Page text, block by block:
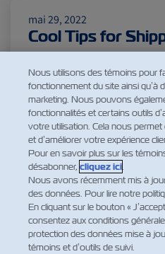
mai 29, 2022
Cool Tips for
furniture but
products is a whole
fruits to fish and meat,
some of the most widely
across the world, and
handle. The process of
En savoir plus
Nous utilisons des témoins pour
fonctionnement du site ainsi qu’à
marketing. Nous pouvons
fonctionnalités et certains outils
votre utilisation. Cela nous
et d’améliorer votre expérience
Pour en savoir plus sur les
désabonner, cliquez ici.
Nous avons récemment mis à
des données. Pour lire notre
En cliquant sur le bouton «
consentez aux conditions
protection des données mise à
témoins et d’outils de suivi.